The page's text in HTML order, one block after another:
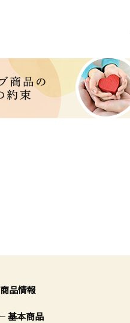
商品情報
基本商品